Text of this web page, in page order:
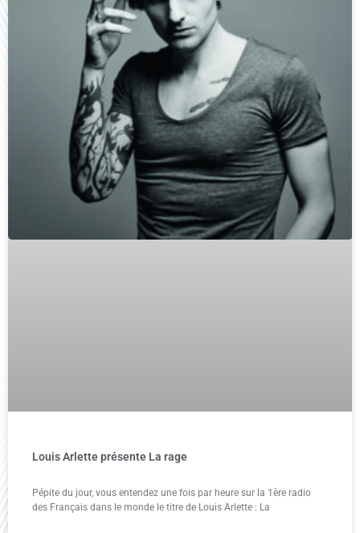
Louis Arlette présente La rage
Pépite du jour, vous entendez une fois par heure sur la 1ère radio
des Français dans le monde le titre de Louis Arlette : La